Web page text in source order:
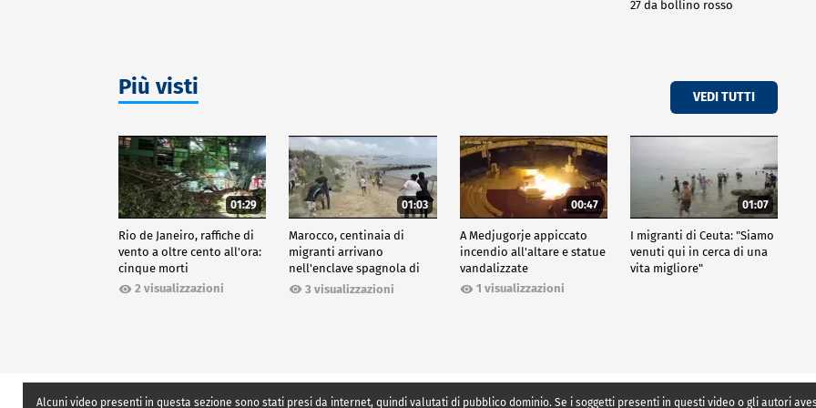
27 da bollino rosso
Più visti VEDI TUTTI
01:29
Rio de Janeiro, raffiche di
vento a oltre cento all'ora:
cinque morti
2 visualizzazioni
01:03
Marocco, centinaia di
migranti arrivano
nell'enclave spagnola di
Ceuta3 visualizzazioni
00:47
A Medjugorje appiccato
incendio all'altare e statue
vandalizzate
1 visualizzazioni
01:07
I migranti di Ceuta: "Siamo
venuti qui in cerca di una
vita migliore"
Alcuni video presenti in questa sezione sono stati presi da internet, quindi valutati di pubblico dominio. Se i soggetti presenti in questi video o gli autori